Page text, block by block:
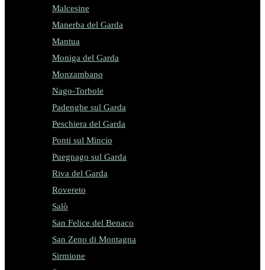
Malcesine
Manerba del Garda
Mantua
Moniga del Garda
Monzambano
Nago-Torbole
Padenghe sul Garda
Peschiera del Garda
Ponti sul Mincio
Puegnago sul Garda
Riva del Garda
Rovereto
Salò
San Felice del Benaco
San Zeno di Montagna
Sirmione